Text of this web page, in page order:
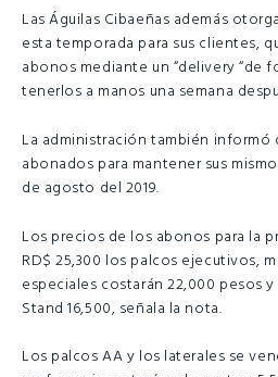
Las Águilas Cibaeñas además
esta temporada para sus clientes,
abonos mediante un “delivery “de
tenerlos a manos una semana
La administración también
abonados para mantener sus
de agosto del 2019.
Los precios de los abonos para la
RD$ 25,300 los palcos ejecutivos,
especiales costarán 22,000 pesos
Stand 16,500, señala la nota.
Los palcos AA y los laterales se